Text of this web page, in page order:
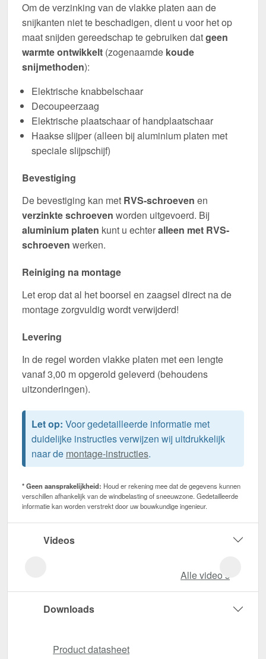
Om de verzinking van de vlakke platen aan de
snijkanten niet te beschadigen, dient u voor het op
maat snijden gereedschap te gebruiken datgeen
warmte ontwikkelt (zogenaamde koude
snijmethoden):
Elektrische knabbelschaar
Decoupeerzaag
Elektrische plaatschaar of handplaatschaar
Haakse slijper (alleen bij aluminium platen met
speciale slijpschijf)
Bevestiging
De bevestiging kan met RVS-schroeven en
verzinkte schroeven worden uitgevoerd. Bij
aluminium platen kunt u echteralleen met RVS-
schroeven werken.
Reiniging na montage
Let erop dat al het boorsel en zaagsel direct na de
montage zorgvuldig wordt verwijderd!
Levering
In de regel worden vlakke platen met een lengte
vanaf 3,00 m opgerold geleverd (behoudens
uitzonderingen).
Let op: Voor gedetailleerde informatie met
duidelijke instructies verwijzen wij uitdrukkelijk
naar de montage-instructies.
* Geen aansprakelijkheid: Houd er rekening mee dat de gegevens kunnen
verschillen afhankelijk van de windbelasting of sneeuwzone. Gedetailleerde
informatie kan worden verstrekt door uw bouwkundige ingenieur.
Videos
Alle video‘s
Downloads
Product datasheet